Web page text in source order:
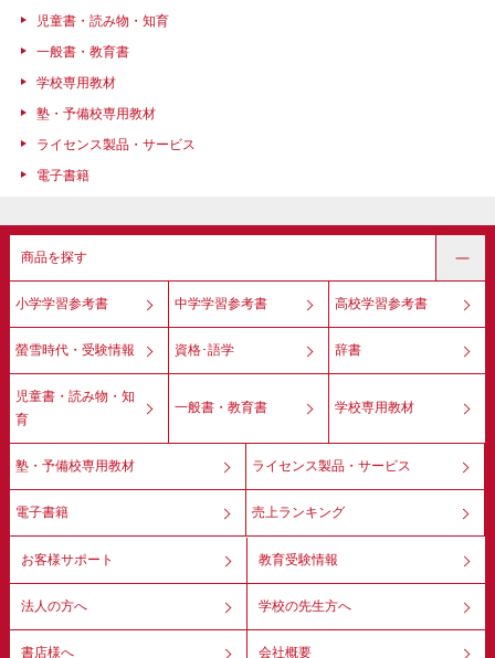
児童書・読み物・知育
一般書・教育書
学校専用教材
塾・予備校専用教材
ライセンス製品・サービス
電子書籍
商品を探す
小学学習参考書 中学学習参考書 高校学習参考書
螢雪時代・受験情報 資格･語学 辞書
児童書・読み物・知
育
一般書・教育書 学校専用教材
塾・予備校専用教材 ライセンス製品・サービス
電子書籍 売上ランキング
お客様サポート 教育受験情報
法人の方へ 学校の先生方へ
書店様へ 会社概要